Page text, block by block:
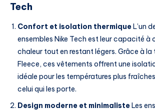
Tech
Confort et isolation thermiqueL’un
ensembles Nike Tech est leur capacité à
chaleur tout en restant légers. Grâce à
Fleece, ces vêtements offrent une
idéale pour les températures plus
celui qui les porte.
Design moderne et minimalisteLes